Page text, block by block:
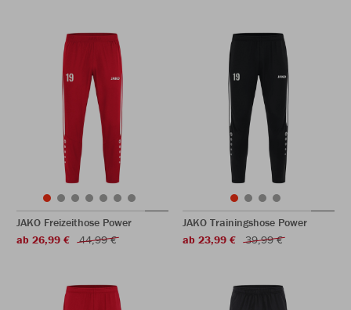
JAKO Freizeithose Power
ab 26,99 €
44,99 €
JAKO Trainingshose Power
ab 23,99 €
39,99 €